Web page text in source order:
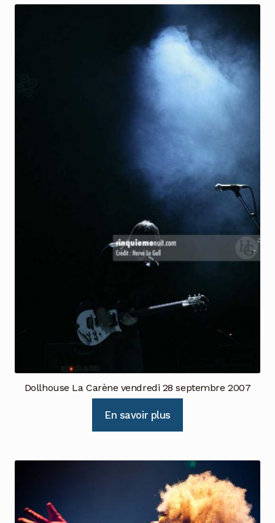
Dollhouse La Carène vendredi 28 septembre 2007
En savoir plus